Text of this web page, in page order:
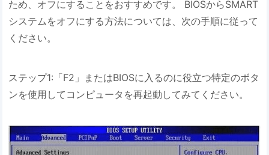
ため、オフにすることをおすすめです。 BIOSからSMART
システムをオフにする方法については、次の手順に従って
ください。
ステップ1:「F2」またはBIOSに入るのに役立つ特定のボタ
ンを使用してコンピュータを再起動してみてください。